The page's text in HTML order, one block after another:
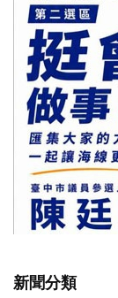
新聞分類